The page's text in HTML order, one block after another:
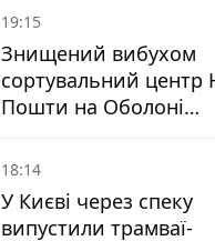
19:15
Знищений вибухом
сортувальний центр
Пошти на Оболоні
запрацював -
посилки
18:14
У Києві через спеку
випустили трамваї-